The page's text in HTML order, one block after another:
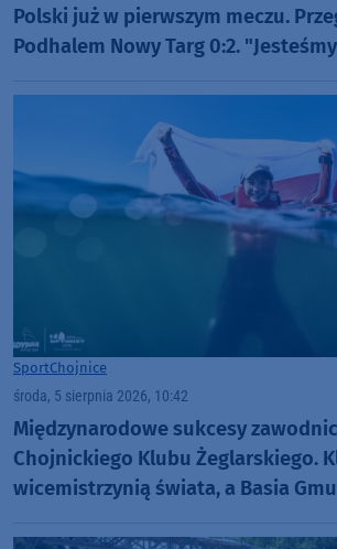
Polski już w pierwszym meczu.
Podhalem Nowy Targ 0:2.
SportChojnice
środa, 5 sierpnia 2026, 10:42
Międzynarodowe sukcesy
Chojnickiego Klubu Żeglarskiego.
wicemistrzynią świata, a Basia